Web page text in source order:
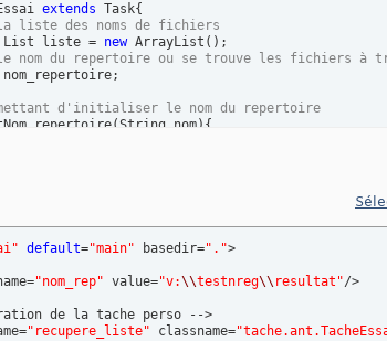
extends Task{
liste des noms de fichiers
List liste = new ArrayList ( ) ;
nom du repertoire ou se trouve les fichiers à
d'initialiser le nom du repertoire
(String nom) {
listeRepertoire ( File repertoire ) {
{
= repertoire.listFiles (
i = ; i < list.length; i++
récursif sur les sous-répertoires
( list
default="main" basedir=".">
"nom_rep" value="v:\\testnreg\\ resultat"/>
"recupere_liste" classname=